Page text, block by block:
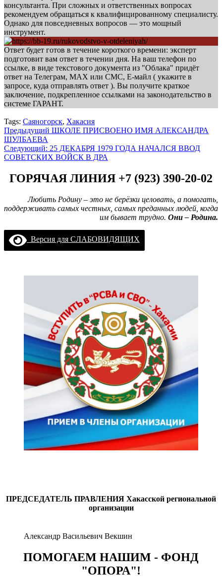
консультанта. При сложных и ответственных вопросах
рекомендуем обращаться к квалифицированному специалисту.
Однако для повседневных вопросов — это мощный
инструмент.
Ответ будет готов в течение короткого времени: эксперт
подготовит вам ответ в течении дня. На ваш телефон по
ссылке, в виде текстового документа из "Облака" придёт
ответ на Телеграм, МАХ или СМС, Е-майл ( укажите в
запросе, куда отправлять ответ ). Вы получите краткое
заключение, подкрепленное ссылками на законодательство в
системе ГАРАНТ.
Tags: Саяногорск, Хакасия
Навигация
записи
Предыдущий ШКОЛЕ ПРИСВОЕНО ИМЯ АЛЕКСАНДРА
ШУЛБАЕВА
Следующий: 25 ДЕКАБРЯ 1979 ГОДА НАЧАЛСЯ ВВОД
СОВЕТСКИХ ВОЙСК В ДРА
ГОРЯЧАЯ ЛИНИЯ +7 (923) 390-20-02
Любить Родину – это не берёзки целовать, а помогать,
поддерживать самых честных, самых преданных людей, когда
им бывает трудно. Они – Родина.
Версия для СЛАБОВИДЯЩИХ
ПРЕДСЕДАТЕЛЬ ПРАВЛЕНИЯ Хакасской региональной
организации
Александр Васильевич Векшин
ПОМОГАЕМ НАШИМ - ФОНД
"ОПОРА"!